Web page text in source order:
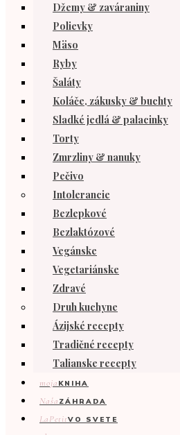
Džemy & zaváraniny
Polievky
Mäso
Ryby
Šaláty
Koláče, zákusky & buchty
Sladké jedlá & palacinky
Torty
Zmrzliny & nanuky
Pečivo
Intolerancie
Bezlepkové
Bezlaktózové
Vegánske
Vegetariánske
Zdravé
Druh kuchyne
Ázijské recepty
Tradičné recepty
Talianske recepty
moja KNIHA
Naša ZÁHRADA
LaPetitVO SVETE